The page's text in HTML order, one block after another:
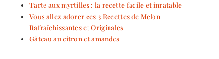
Tarte aux myrtilles : la recette facile et inratable
Vous allez adorer ces 3 Recettes de Melon
Rafraîchissantes et Originales
Gâteau au citron et amandes